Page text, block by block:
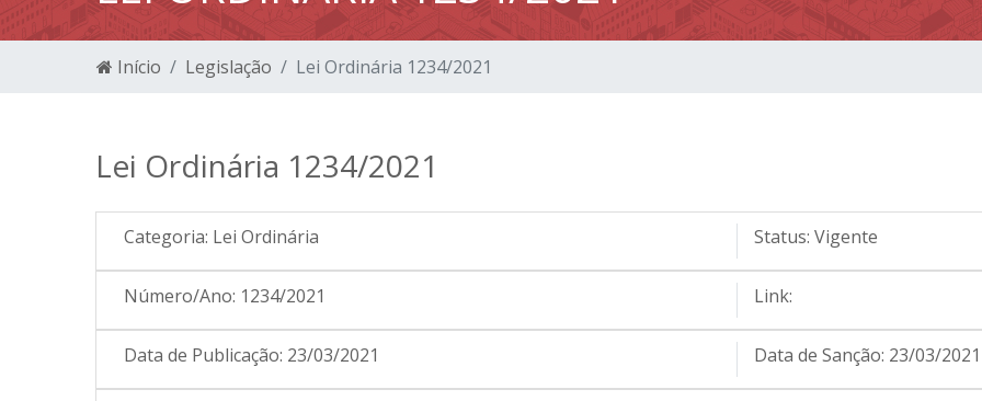
Início Legislação Lei Ordinária 1234/2021
Lei Ordinária 1234/2021
Categoria: Lei Ordinária Status: Vigente
Número/Ano: 1234/2021 Link:
Data de Publicação: 23/03/2021 Data de Sanção: 23/03/2021